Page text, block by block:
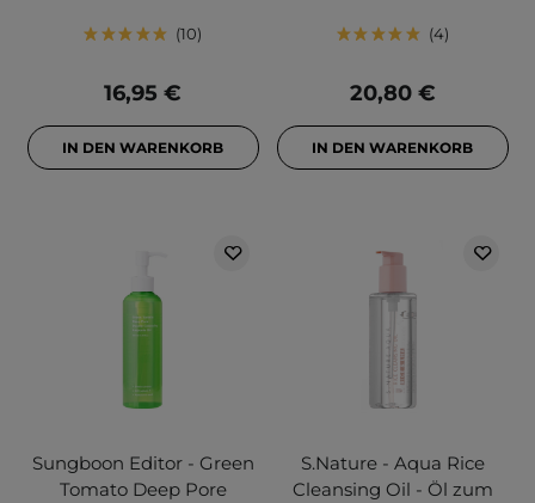
10
16,95 €
IN DEN WARENKORB
4
20,80 €
IN DEN WARENKORB
Sungboon Editor - Green
Tomato Deep Pore
S.Nature - Aqua Rice
Cleansing Oil - Öl zum